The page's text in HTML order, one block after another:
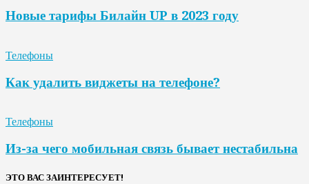
Новые тарифы Билайн UP в 2023 году
Телефоны
Как удалить виджеты на телефоне?
Телефоны
Из-за чего мобильная связь бывает нестабильна
ЭТО ВАС ЗАИНТЕРЕСУЕТ!